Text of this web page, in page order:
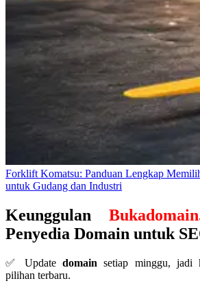
Forklift Komatsu: Panduan Lengkap
untuk Gudang dan Industri
Keunggulan
Penyedia Domain untuk
✅ Updatedomain setiap minggu, jadi
pilihan terbaru.